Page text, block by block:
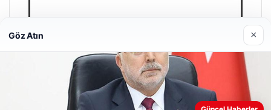
Enes Kaplan Avukatlık Bürosu
Göz Atın ×